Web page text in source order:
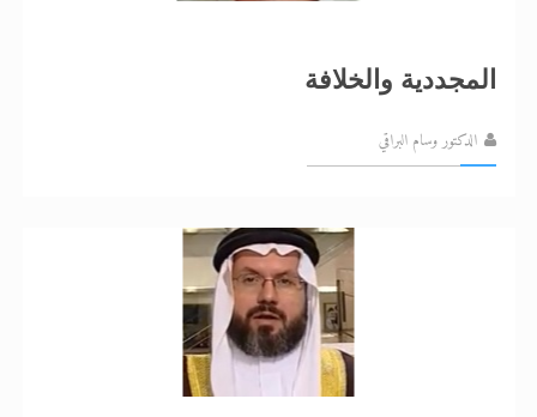
المجددية والخلافة
الدكتور وسام البراقي